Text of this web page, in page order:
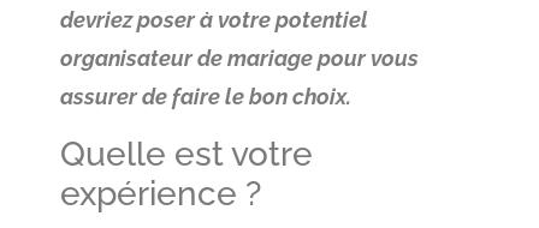
devriez poser à votre potentiel
organisateur de mariage pour vous
assurer de faire le bon choix.
Quelle est votre
expérience ?